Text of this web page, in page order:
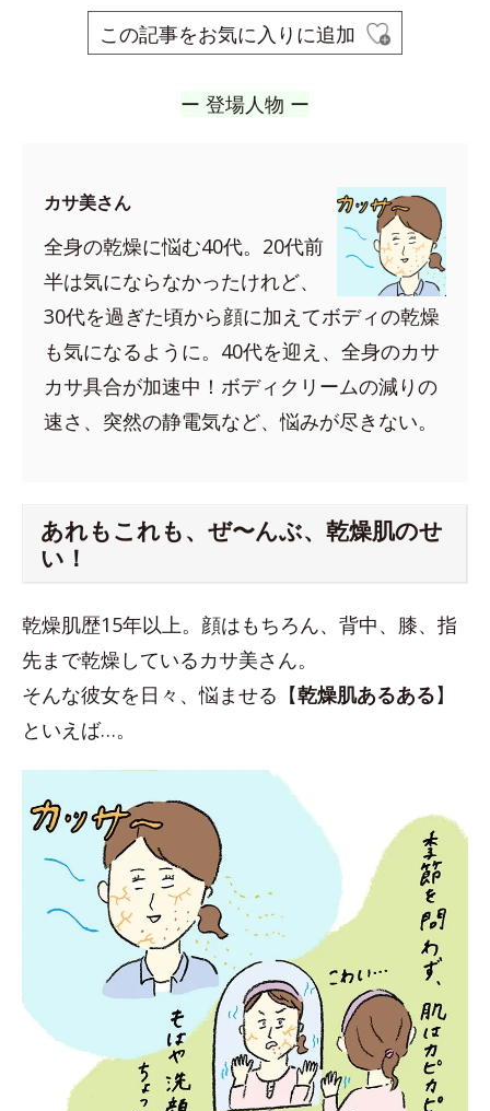
この記事をお気に入りに追加
ー 登場人物 ー
カサ美さん
全身の乾燥に悩む40代。20代前
半は気にならなかったけれど、
30代を過ぎた頃から顔に加えてボディの乾燥
も気になるように。40代を迎え、全身のカサ
カサ具合が加速中！ボディクリームの減りの
速さ、突然の静電気など、悩みが尽きない。
あれもこれも、ぜ〜んぶ、乾燥肌のせ
い！
乾燥肌歴15年以上。顔はもちろん、背中、膝、指
先まで乾燥しているカサ美さん。
そんな彼女を日々、悩ませる【乾燥肌あるある】
といえば…。